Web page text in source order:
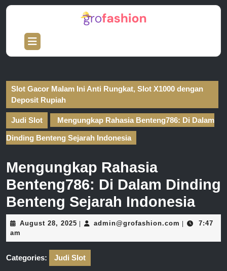
Skip
Open
Button
Slot Gacor Malam Ini Anti Rungkat, Slot X1000 dengan
Deposit Rupiah
Judi Slot Mengungkap Rahasia Benteng786: Di Dalam
Dinding Benteng Sejarah Indonesia
Mengungkap Rahasia
Benteng786: Di Dalam Dinding
Benteng Sejarah Indonesia
August 28, 2025 August
2025
admin@grofashion.com
7:47
am
Categories: Judi Slot